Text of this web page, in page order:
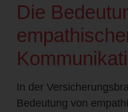
Die
In der
Bedeutung von